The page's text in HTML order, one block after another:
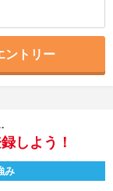
ントリー
しよう！
み